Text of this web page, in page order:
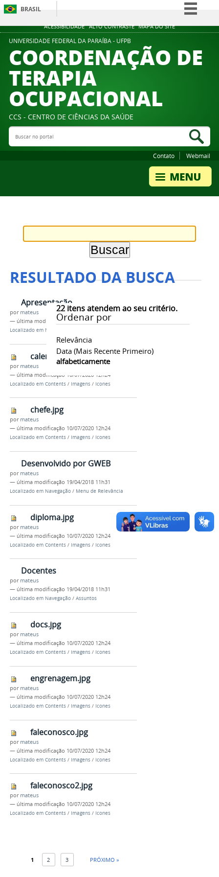
ACESSIBILIDADE ALTO CONTRASTE MAPA DO SITE
BRASIL
Simplifique!
Participe
Acesso à informação
Canais
UNIVERSIDADE FEDERAL DA PARAÍBA - UFPB
COORDENAÇÃO DE
TERAPIA
OCUPACIONAL
CCS - CENTRO DE CIÊNCIAS DA SAÚDE
Buscar no portal
Contato Webmail
RESULTADO DA BUSCA
22itens atendem ao seu critério.
Ordenar por
Relevância
Data (mais Recente Primeiro)
alfabeticamente
Apresentação
por mateus
— última modificação19/04/2018 11h31
Localizado em Navegação
calendario.jpg
por mateus
— última modificação 10/07/2020 12h24
Localizado em Contents / Imagens / Icones
chefe.jpg
por mateus
— última modificação 10/07/2020 12h24
Localizado em Contents / Imagens / Icones
Desenvolvido por GWEB
por mateus
— última modificação 19/04/2018 11h31
Localizado em Navegação / Menu de Relevância
diploma.jpg
por mateus
— última modificação 10/07/2020 12h24
Localizado em Contents / Imagens / Icones
Docentes
por mateus
— última modificação 19/04/2018 11h31
Localizado em Navegação / Assuntos
docs.jpg
por mateus
— última modificação 10/07/2020 12h24
Localizado em Contents / Imagens / Icones
engrenagem.jpg
por mateus
— última modificação 10/07/2020 12h24
Localizado em Contents / Imagens / Icones
faleconosco.jpg
por mateus
— última modificação 10/07/2020 12h24
Localizado em Contents / Imagens / Icones
faleconosco2.jpg
por mateus
— última modificação 10/07/2020 12h24
Localizado em Contents / Imagens / Icones
1 2 3 PRÓXIMO »